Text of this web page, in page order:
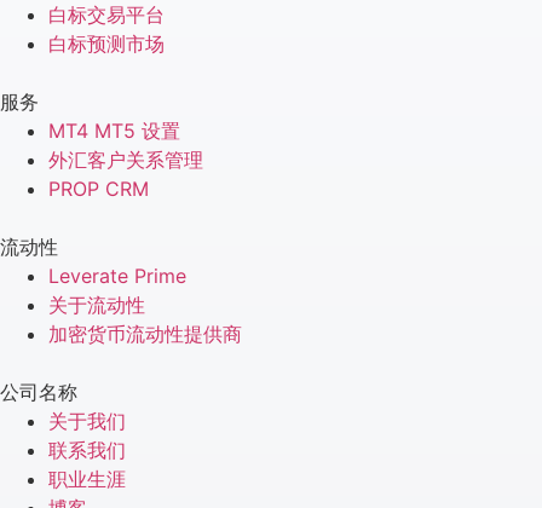
白标交易平台
白标预测市场
服务
MT4 MT5 设置
外汇客户关系管理
PROP CRM
流动性
Leverate Prime
关于流动性
加密货币流动性提供商
公司名称
关于我们
联系我们
职业生涯